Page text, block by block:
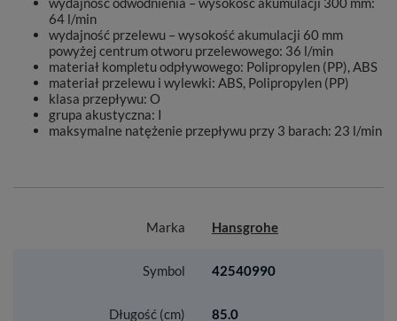
64 l/min
wydajność przelewu – wysokość akumulacji 60 mm
powyżej centrum otworu przelewowego: 36 l/min
materiał kompletu odpływowego: Polipropylen (PP), ABS
materiał przelewu i wylewki: ABS, Polipropylen (PP)
klasa przepływu: O
grupa akustyczna: I
maksymalne natężenie przepływu przy 3 barach: 23 l/min
Marka Hansgrohe
Symbol 42540990
Długość (cm) 85.0